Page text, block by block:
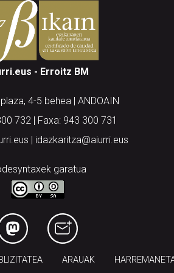
- Erroitz BM
4-5 behea | ANDOAIN
732 | Faxa: 943 300 731
| idazkaritza@aiurri.eus
garatua
ARAUAK